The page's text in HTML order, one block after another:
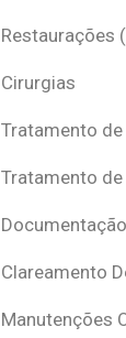
Restaurações
Cirurgias
Tratamento
Tratamento
Clareamento
Manutenções